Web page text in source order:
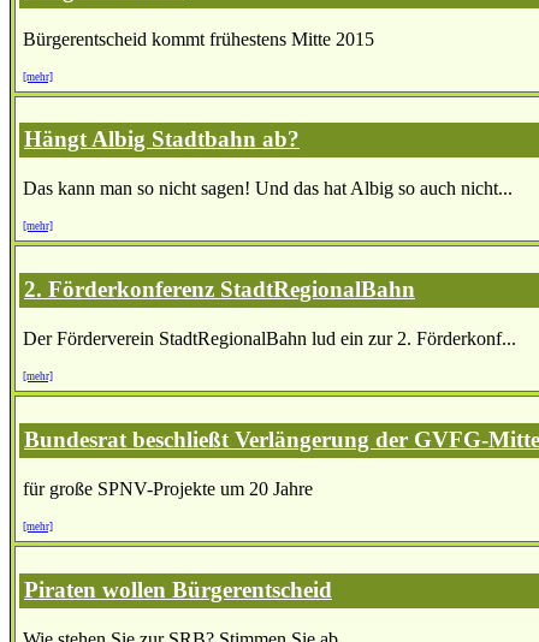
Bürgerentscheid kommt frühestens Mitte 2015
[mehr]
Hängt Albig Stadtbahn ab?
Das kann man so nicht sagen! Und das hat Albig so auch nicht...
[mehr]
2. Förderkonferenz StadtRegionalBahn
Der Förderverein StadtRegionalBahn lud ein zur 2. Förderkonf...
[mehr]
Bundesrat beschließt Verlängerung der GVFG-
für große SPNV-Projekte um 20 Jahre
[mehr]
Piraten wollen Bürgerentscheid